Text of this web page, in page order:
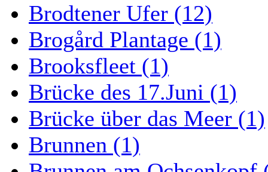
Brodtener Ufer (12)
Brogård Plantage (1)
Brooksfleet (1)
Brücke des 17.Juni (1)
Brücke über das Meer (1)
Brunnen (1)